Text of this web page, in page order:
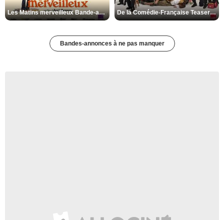
Les Matins merveilleux Bande-annonce VF De la Comédie-Française Teaser VF
Bandes-annonces à ne pas manquer